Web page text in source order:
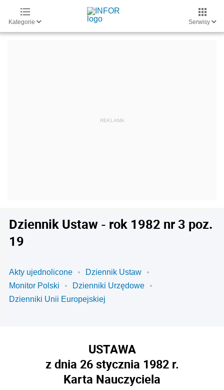
Kategorie Serwisy
Dziennik Ustaw - rok 1982 nr 3 poz.
19
Akty ujednolicone
Dziennik Ustaw
Monitor Polski
Dzienniki Urzędowe
Dzienniki Unii Europejskiej
USTAWA
z dnia 26 stycznia 1982 r.
Karta Nauczyciela